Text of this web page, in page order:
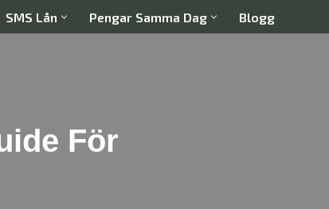
SMS Lån Pengar Samma Dag Blogg
För